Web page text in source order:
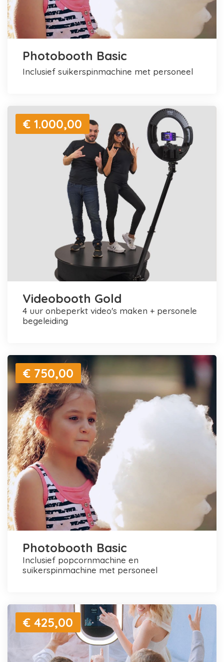
Photobooth Basic
inclusief suikerspinmachine met personeel
€ 1.000,00
Videobooth Gold
4 uur onbeperkt video's maken + personele
begeleiding
€ 750,00
Photobooth Basic
inclusief popcornmachine en
suikerspinmachine met personeel
€ 425,00